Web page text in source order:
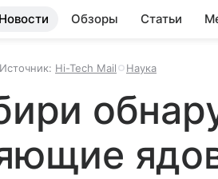
Новости Обзоры Статьи
Источник: Hi-Tech Mail Наука